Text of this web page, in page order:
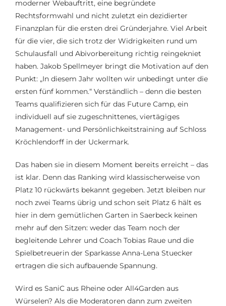
moderner Webauftritt, eine begründete
Rechtsformwahl und nicht zuletzt ein dezidierter
Finanzplan für die ersten drei Gründerjahre. Viel Arbeit
für die vier, die sich trotz der Widrigkeiten rund um
Schulausfall und Abivorbereitung richtig reingekniet
haben. Jakob Spellmeyer bringt die Motivation auf den
Punkt: „In diesem Jahr wollten wir unbedingt unter die
ersten fünf kommen.“ Verständlich – denn die besten
Teams qualifizieren sich für das Future Camp, ein
individuell auf sie zugeschnittenes, viertägiges
Management- und Persönlichkeitstraining auf Schloss
Kröchlendorff in der Uckermark.
Das haben sie in diesem Moment bereits erreicht – das
ist klar. Denn das Ranking wird klassischerweise von
Platz 10 rückwärts bekannt gegeben. Jetzt bleiben nur
noch zwei Teams übrig und schon seit Platz 6 hält es
hier in dem gemütlichen Garten in Saerbeck keinen
mehr auf den Sitzen: weder das Team noch der
begleitende Lehrer und Coach Tobias Raue und die
Spielbetreuerin der Sparkasse Anna-Lena Stuecker
ertragen die sich aufbauende Spannung.
Wird es SaniC aus Rheine oder All4Garden aus
Würselen? Als die Moderatoren dann zum zweiten